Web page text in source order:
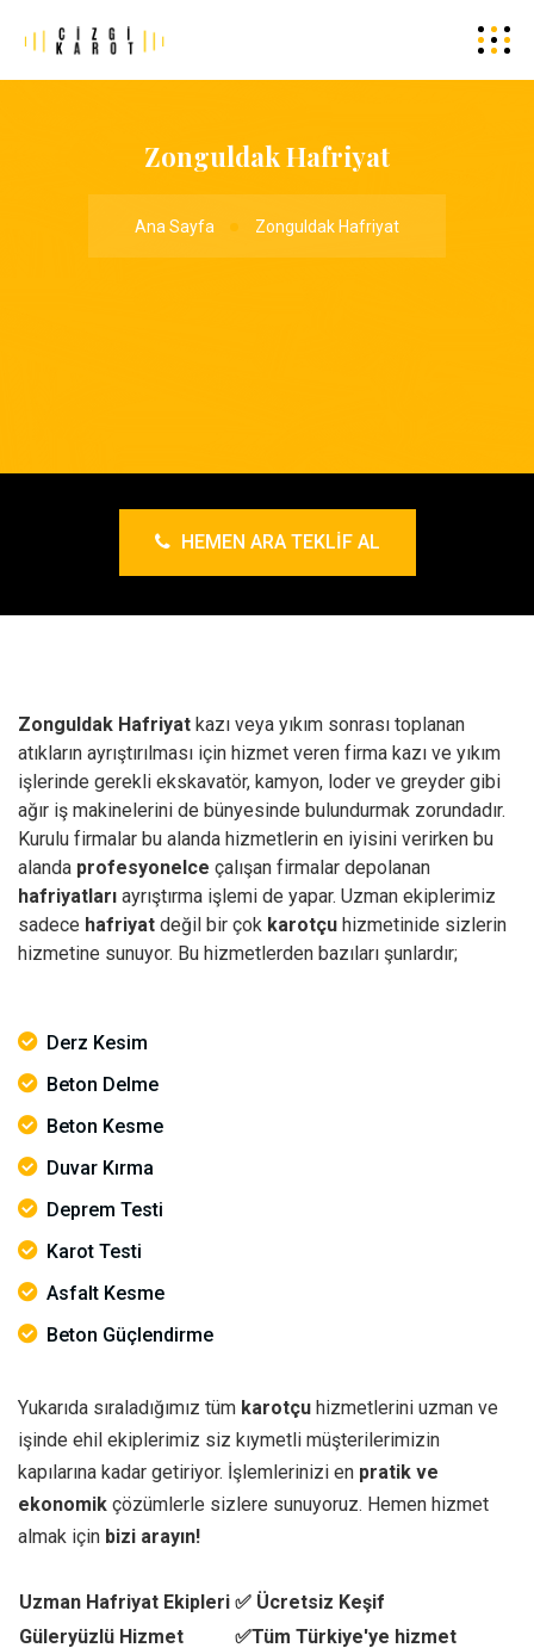
Zonguldak Hafriyat
Ana Sayfa Zonguldak Hafriyat
HEMEN ARA TEKLIF AL
Zonguldak Hafriyat kazı veya yıkım sonrası toplanan
atıkların ayrıştırılması için hizmet veren firma kazı ve yıkım
işlerinde gerekli ekskavatör, kamyon, loder ve greyder gibi
ağır iş makinelerini de bünyesinde bulundurmak zorundadır.
Kurulu firmalar bu alanda hizmetlerin en iyisini verirken bu
alanda profesyonelce çalışan firmalar depolanan
hafriyatları ayrıştırma işlemi de yapar. Uzman ekiplerimiz
sadece hafriyat değil bir çok karotçu hizmetinide sizlerin
hizmetine sunuyor. Bu hizmetlerden bazıları şunlardır;
Derz Kesim
Beton Delme
Beton Kesme
Duvar Kırma
Deprem Testi
Karot Testi
Asfalt Kesme
Beton Güçlendirme
Yukarıda sıraladığımız tüm karotçu hizmetlerini uzman ve
işinde ehil ekiplerimiz siz kıymetli müşterilerimizin
kapılarına kadar getiriyor. İşlemlerinizi en pratik ve
ekonomik çözümlerle sizlere sunuyoruz. Hemen hizmet
almak için bizi arayın!
Uzman Hafriyat Ekipleri ✅ Ücretsiz Keşif
Güleryüzlü Hizmet
✅Tüm Türkiye'ye hizmet